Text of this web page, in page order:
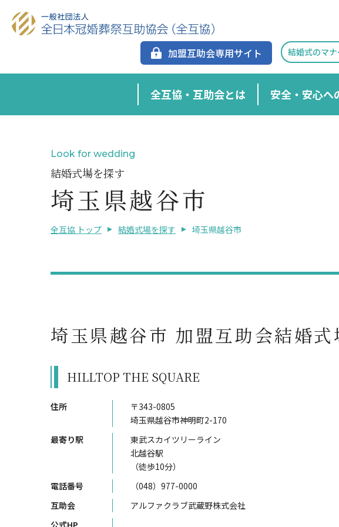
加盟互助会専用サイト 結婚式のマナ
全互協・互助会とは 安全・安心へ
Look for wedding
結婚式場を探す
埼玉県越谷市
全互協 トップ 結婚式場を探す 埼玉県越谷市
埼玉県越谷市 加盟互助会結婚式
HILLTOP THE SQUARE
住所
〒343-0805
埼玉県越谷市神明町2-170
最寄り駅
東武スカイツリーライン
北越谷駅
（徒歩10分）
電話番号
（048）977-0000
互助会
アルファクラブ武蔵野株式会社
公式HP